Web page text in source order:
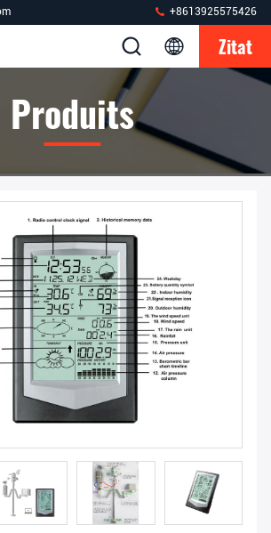
+8613925575426
Zitat
Produits